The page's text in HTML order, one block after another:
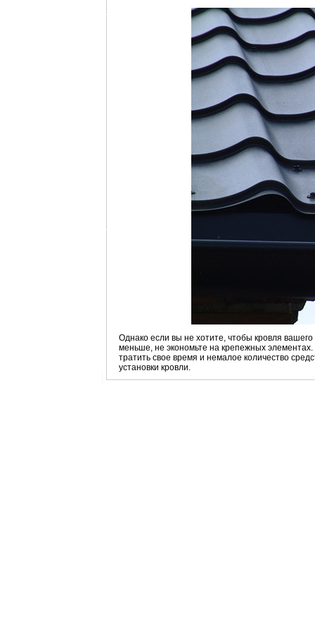
Однако если вы не хотите, чтобы кровля
меньше, не экономьте на крепежных
тратить свое время и немалое количество
установки кровли.